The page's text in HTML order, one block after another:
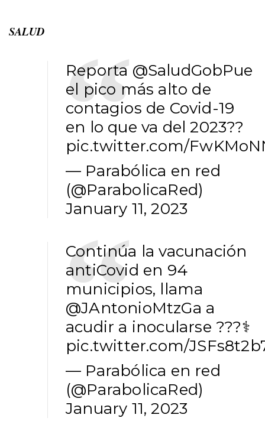
SALUD
Reporta @SaludGobPue
el pico más alto de
contagios de Covid-19
en lo que va del 2023??
pic.twitter.com/
— Parabólica en red
(@ParabolicaRed)
January 11, 2023
Continúa la vacunación
antiCovid en 94
municipios, llama
@JAntonioMtzGa a
acudir a inocularse ???‍⚕️
pic.twitter.com/
— Parabólica en red
(@ParabolicaRed)
January 11, 2023